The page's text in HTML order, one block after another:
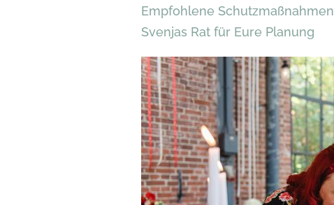
Empfohlene Schutzmaßnahmen
Svenjas Rat für Eure Planung